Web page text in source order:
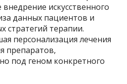
искусственного
данных пациентов и
стратегий терапии.
персонализация лечения
препаратов,
под геном конкретного